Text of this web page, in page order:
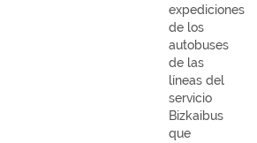
expediciones
de los
autobuses
de las
líneas del
servicio
Bizkaibus
que